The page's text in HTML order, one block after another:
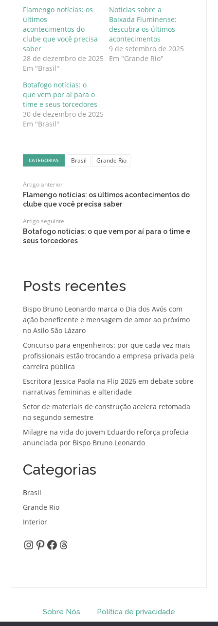
Flamengo notícias: os
últimos
acontecimentos do
clube que você precisa
saber
28 de dezembro de 2025
Em "Brasil"
Notícias sobre a
Baixada Fluminense:
descubra os últimos
acontecimentos
9 de setembro de 2025
Em "Grande Rio"
Botafogo notícias: o
que vem por aí para o
time e seus torcedores
30 de dezembro de 2025
Em "Brasil"
CATEGORIAS Brasil Grande Rio
Artigo anterior
Flamengo notícias: os últimos acontecimentos do
clube que você precisa saber
Artigo seguinte
Botafogo notícias: o que vem por aí para o time e
seus torcedores
Posts recentes
Bispo Bruno Leonardo marca o Dia dos Avós com
ação beneficente e mensagem de amor ao próximo
no Asilo São Lázaro
Concurso para engenheiros: por que cada vez mais
profissionais estão trocando a empresa privada pela
carreira pública
Escritora Jessica Paola na Flip 2026 em debate sobre
narrativas femininas e alteridade
Setor de materiais de construção acelera retomada
no segundo semestre
Milagre na vida do jovem Eduardo reforça profecia
anunciada por Bispo Bruno Leonardo
Categorias
Brasil
Grande Rio
Interior
Instagram
Pinterest
Facebook
Threads
Sobre Nós Política de privacidade